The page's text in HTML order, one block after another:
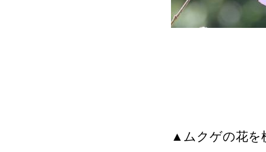
▲ムクゲの花を